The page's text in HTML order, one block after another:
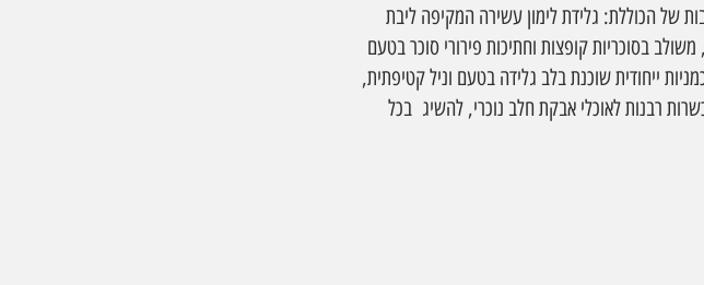
של הכוללת: גלידת לימון עשירה המקיפה ליבת
בסוכריות קופצות וחתיכות פירורי סוכר בטעם
ייחודית שוכנת בלב גלידה בטעם וניל קטיפתית,
רבנות לאוכלי אבקת חלב נוכרי, להשיג  בכל